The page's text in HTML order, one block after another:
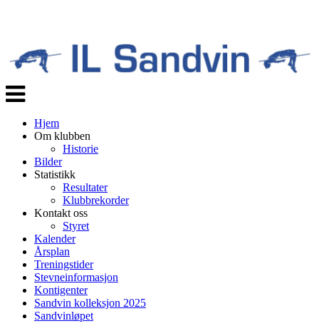
Veksle
navigasjon
Hjem
Om klubben
Historie
Bilder
Statistikk
Resultater
Klubbrekorder
Kontakt oss
Styret
Kalender
Årsplan
Treningstider
Stevneinformasjon
Kontigenter
Sandvin kolleksjon 2025
Sandvinløpet